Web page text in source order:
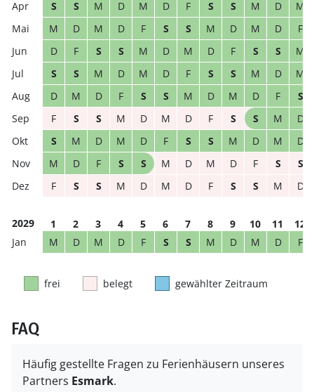
S S M D M D F S S M D
M
M
D M D F S S M D M D
F
D
F S S M D M D F S S
M
S
S M D M D F S S M D
M
D
M D F S S M D M D F
S
F
S S M D M D F S S M
D
S
M D M D F S S M D M
D
M
D F S S M D M D F S
S
F
S S M D M D F S S M D
2029 1 2 3 4 5 6 7 8 9 10 11
12
M
D M D F S S M D M D F
frei belegt gewählter Zeitraum
FAQ
Häufig gestellte Fragen zu Ferienhäusern unseres
Partners Esmark.